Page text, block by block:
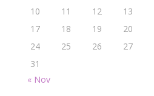
10
11 12 13
17
18 19 20
24
25 26 27
31
« Nov